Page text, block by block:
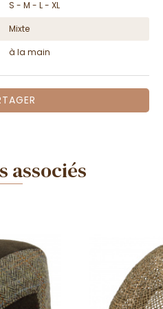
S - M - L - XL
Mixte
à la main
associés